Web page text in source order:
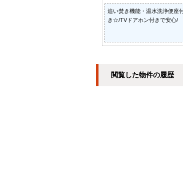
追い焚き機能・温水洗浄便座
き☆/TVドアホン付きで安心/
閲覧した物件の履歴